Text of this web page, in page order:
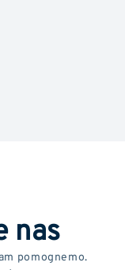
nas
pomognemo.